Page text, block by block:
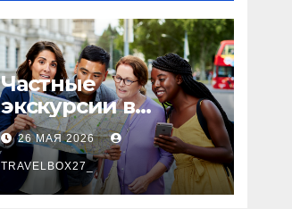
Частные
экскурсии в
столице: форматы,
маршруты и
особенности
организации
26 МАЯ 2026
TRAVELBOX27_